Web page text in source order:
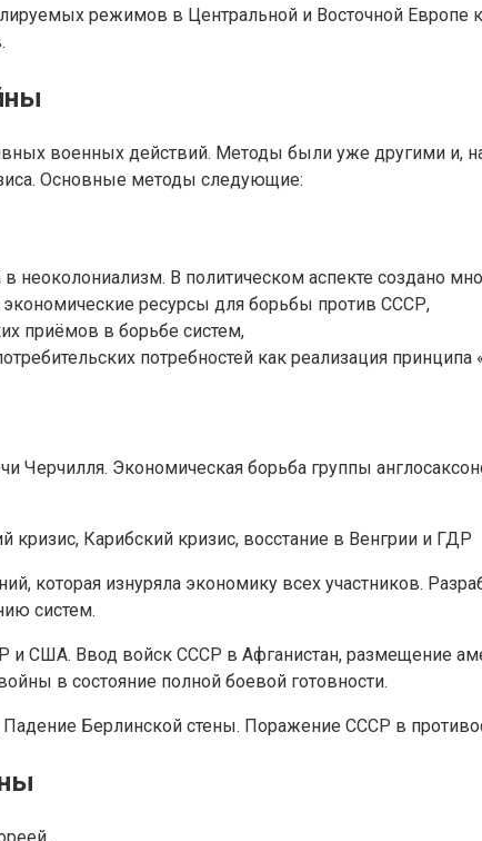
режимов в Центральной и Восточной Европе
военных действий. Методы были уже другими и,
Основные методы следующие:
неоколониализм. В политическом аспекте создано
экономические ресурсы для борьбы против СССР,
приёмов в борьбе систем,
потребностей как реализация
Черчилля. Экономическая борьба группы
кризис, Карибский кризис, восстание в Венгрии и ГДР
которая изнуряла экономику всех участников.
систем.
США. Ввод войск СССР в Афганистан, размещение
в состояние полной боевой готовности.
Падение Берлинской стены. Поражение СССР в